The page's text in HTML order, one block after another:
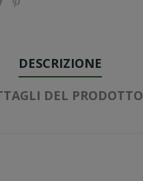
DESCRIZIONE
DEL PRODOTTO